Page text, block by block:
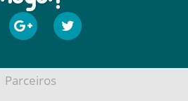
Parceiros